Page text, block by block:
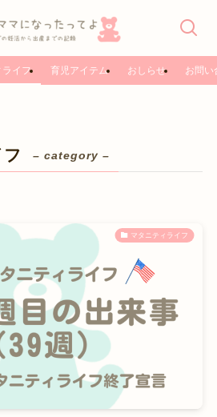
ライフ 育児アイテム おしらせ お問い
– category –
マタニティライフ